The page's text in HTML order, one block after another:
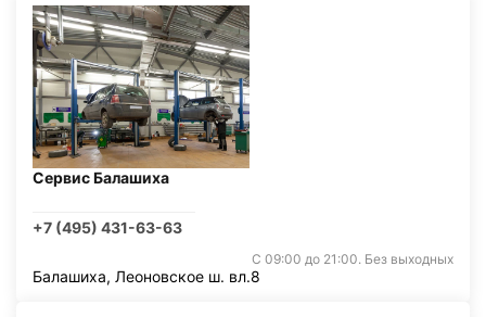
Сервис Балашиха
+7 (495) 431-63-63
С 09:00 до 21:00. Без выходных
Балашиха, Леоновское ш. вл.8